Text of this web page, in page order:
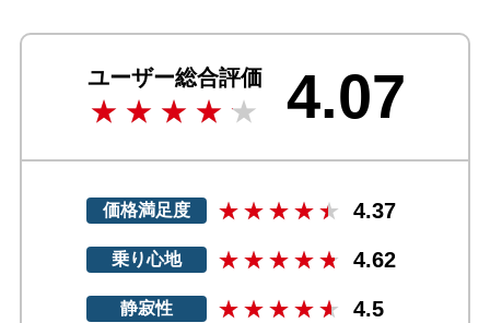
ユーザー総合評価 4.07
価格満足度 4.37
乗り心地 4.62
静寂性 4.5